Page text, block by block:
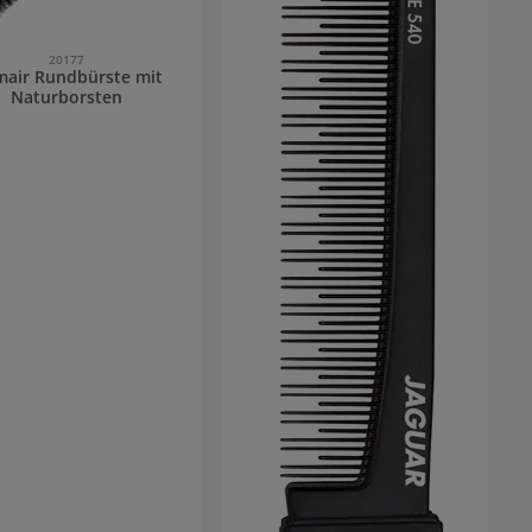
20177
Rundbürste mit
Naturborsten